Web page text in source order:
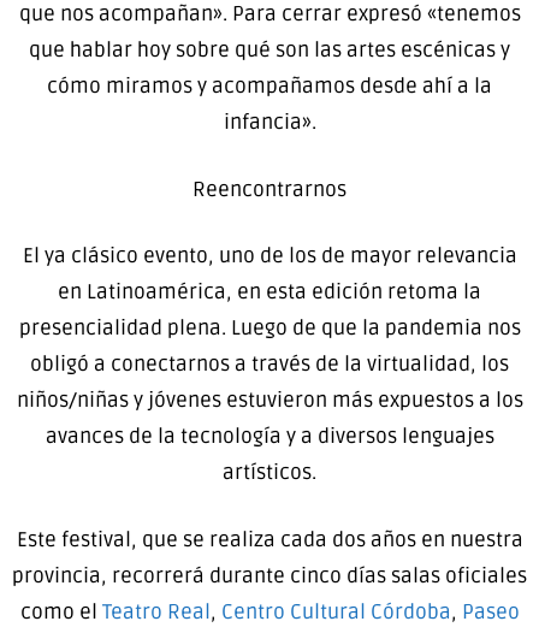
que nos acompañan». Para cerrar expresó «tenemos
que hablar hoy sobre qué son las artes escénicas y
cómo miramos y acompañamos desde ahí a la
infancia».
Reencontrarnos
El ya clásico evento, uno de los de mayor relevancia
en Latinoamérica, en esta edición retoma la
presencialidad plena. Luego de que la pandemia nos
obligó a conectarnos a través de la virtualidad, los
niños/niñas y jóvenes estuvieron más expuestos a los
avances de la tecnología y a diversos lenguajes
artísticos.
Este festival, que se realiza cada dos años en nuestra
provincia, recorrerá durante cinco días salas oficiales
como el Teatro Real, Centro Cultural Córdoba, Paseo